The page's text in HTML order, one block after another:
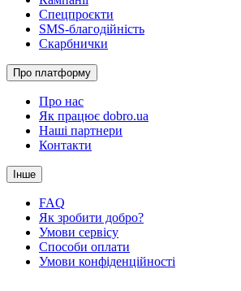
Спецпроєкти
SMS-благодійність
Скарбнички
Про платформу
Про нас
Як працює dobro.ua
Наші партнери
Контакти
Інше
FAQ
Як зробити добро?
Умови сервісу
Способи оплати
Умови конфіденційності